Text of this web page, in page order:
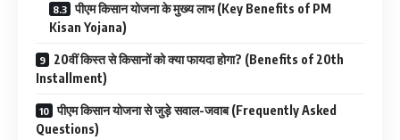
पीएम किसान योजना के मुख्य लाभ (Key Benefits of PM
Kisan Yojana)
20वीं किस्त से किसानों को क्या फायदा होगा? (Benefits of 20th
Installment)
पीएम किसान योजना से जुड़े सवाल-जवाब (Frequently Asked
Questions)